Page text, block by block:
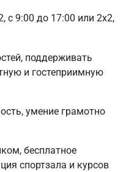
с 9:00 до 17:00 или 2х2,
поддерживать
и гостеприимную
умение грамотно
бесплатное
спортзала и курсов